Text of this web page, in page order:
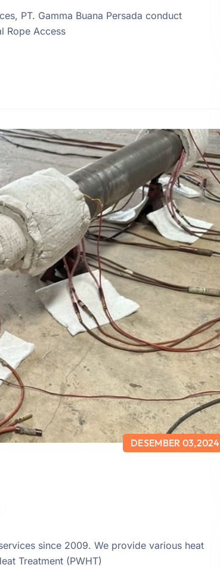
PT. Gamma Buana Persada conduct
Rope Access
DESEMBER 03,2024
since 2009. We provide various heat
Treatment (PWHT)